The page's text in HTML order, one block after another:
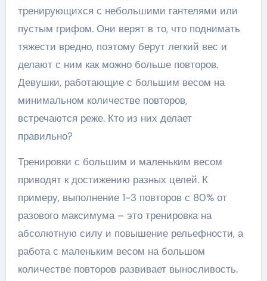
тренирующихся с небольшими гантелями или
пустым грифом. Они верят в то, что поднимать
тяжести вредно, поэтому берут легкий вес и
делают с ним как можно больше повторов.
Девушки, работающие с большим весом на
минимальном количестве повторов,
встречаются реже. Кто из них делает
правильно?
Тренировки с большим и маленьким весом
приводят к достижению разных целей. К
примеру, выполнение 1-3 повторов с 80% от
разового максимума – это тренировка на
абсолютную силу и повышение рельефности, а
работа с маленьким весом на большом
количестве повторов развивает выносливость.